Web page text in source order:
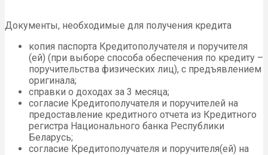
Документы, необходимые для получения кредита
копия паспорта Кредитополучателя и поручителя
(ей) (при выборе способа обеспечения по кредиту –
поручительства физических лиц), с предъявлением
оригинала;
справки о доходах за 3 месяца;
согласие Кредитополучателя и поручителей на
предоставление кредитного отчета из Кредитного
регистра Национального банка Республики
Беларусь;
согласие Кредитополучателя и поручителя(ей) на